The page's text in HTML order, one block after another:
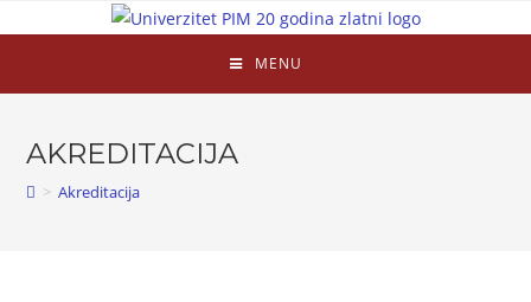
MENU
AKREDITACIJA
> Akreditacija